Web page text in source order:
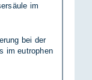
im
bei der
im eutrophen